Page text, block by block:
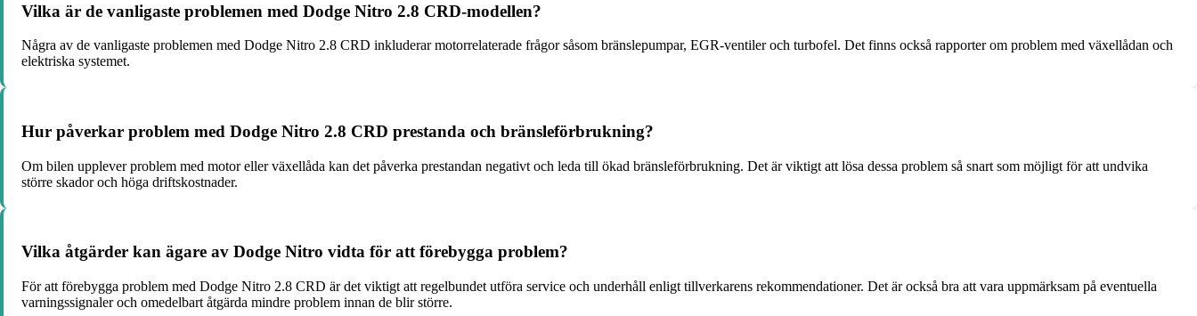
Vilka är de vanligaste problemen med Dodge Nitro 2.8 CRD-modellen?
Några av de vanligaste problemen med Dodge Nitro 2.8 CRD inkluderar motorrelaterade frågor såsom bränslepumpar, EGR-ventiler och turbofel. Det finns också rapporter om problem med växellådan och
elektriska systemet.
Hur påverkar problem med Dodge Nitro 2.8 CRD prestanda och bränsleförbrukning?
Om bilen upplever problem med motor eller växellåda kan det påverka prestandan negativt och leda till ökad bränsleförbrukning. Det är viktigt att lösa dessa problem så snart som möjligt för att undvika
större skador och höga driftskostnader.
Vilka åtgärder kan ägare av Dodge Nitro vidta för att förebygga problem?
För att förebygga problem med Dodge Nitro 2.8 CRD är det viktigt att regelbundet utföra service och underhåll enligt tillverkarens rekommendationer. Det är också bra att vara uppmärksam på eventuella
varningssignaler och omedelbart åtgärda mindre problem innan de blir större.